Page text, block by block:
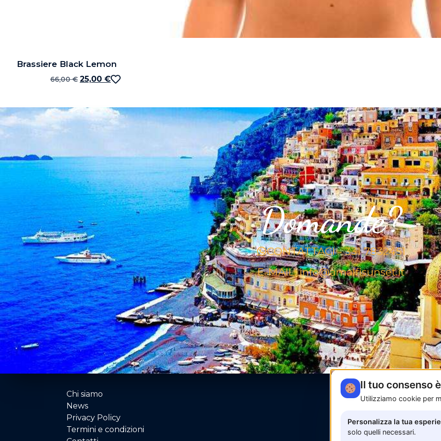
Brassiere Black Lemon
66,00€ 25,00 €
Domande?
CONTATTACI - 331 7832451
E-MAIL: info@amalfisunset.it
Chi siamo
News
Privacy Policy
Termini e condizioni
Il tuo consenso
Utilizziamo cookie per
Personalizza la tua
solo quelli necessari.